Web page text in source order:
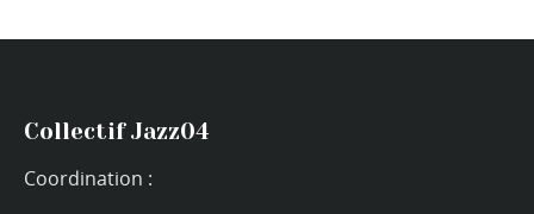
Collectif Jazz04
Coordination :